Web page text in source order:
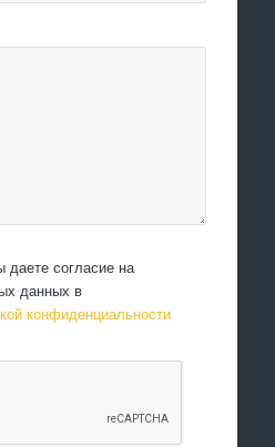
согласие на
данных в
конфиденциальности